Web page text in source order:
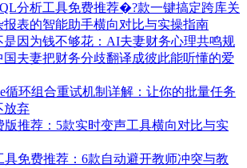
分析工具免费推荐�?款一键搞定跨库关
报表的智能助手横向对比与实操指南
是因为钱不够花：AI夫妻财务心理共鸣规
夫妻把财务分歧翻译成彼此能听懂的爱
循环组合重试机制详解：让你的批量任务
放弃
版推荐：5款实时变声工具横向对比与实
具免费推荐：6款自动避开教师冲突与教